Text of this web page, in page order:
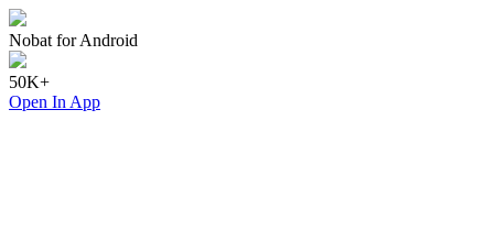
Nobat for Android
50K+
Open In App